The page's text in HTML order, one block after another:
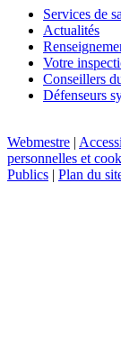
Services de
Actualités
Votre
Conseillers
Défenseurs
Webmestre |
personnelles et
Publics | Plan du